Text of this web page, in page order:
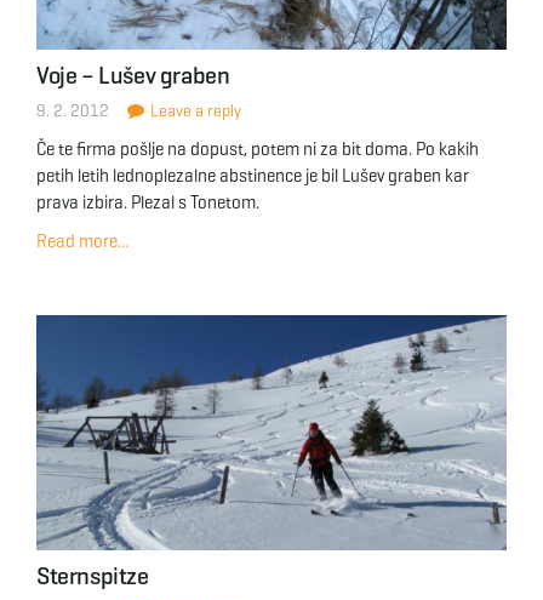
Voje – Lušev graben
9. 2. 2012 Leave a reply
Če te firma pošlje na dopust, potem ni za bit doma. Po kakih
petih letih lednoplezalne abstinence je bil Lušev graben kar
prava izbira. Plezal s Tonetom.
Read more...
Sternspitze